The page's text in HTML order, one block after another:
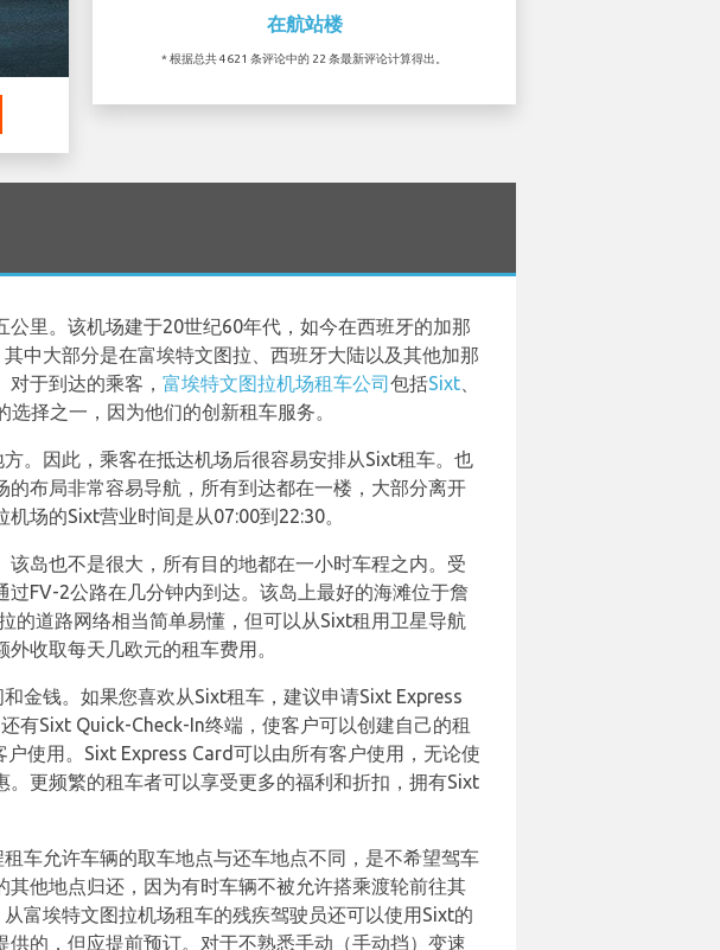
在航站楼
* 根据总共 4621 条评论中的 22 条最新评论计算得出。
公里。该机场建于20世纪60年代，如今在西班牙的加那
中大部分是在富埃特文图拉、西班牙大陆以及其他加那
于到达的乘客， 富埃特文图拉机场租车公司包括Sixt
择之一，因为他们的创新租车服务。
。因此，乘客在抵达机场后很容易安排从Sixt租车。也
布局非常容易导航，所有到达都在一楼，大部分离开
场的Sixt营业时间是从07:00到22:30。
岛也不是很大，所有目的地都在一小时车程之内。受
FV-2公路在几分钟内到达。该岛上最好的海滩位于詹
道路网络相当简单易懂，但可以从Sixt租用卫星导航
收取每天几欧元的租车费用。
金钱。如果您喜欢从Sixt租车，建议申请Sixt Express
有Sixt Quick-Check-In终端，使客户可以创建自己的租
使用。Sixt Express Card可以由所有客户使用，无论使
更频繁的租车者可以享受更多的福利和折扣，拥有Sixt
车允许车辆的取车地点与还车地点不同，是不希望驾车
他地点归还，因为有时车辆不被允许搭乘渡轮前往其
富埃特文图拉机场租车的残疾驾驶员还可以使用Sixt的
的，但应提前预订。对于不熟悉手动（手动挡）变速